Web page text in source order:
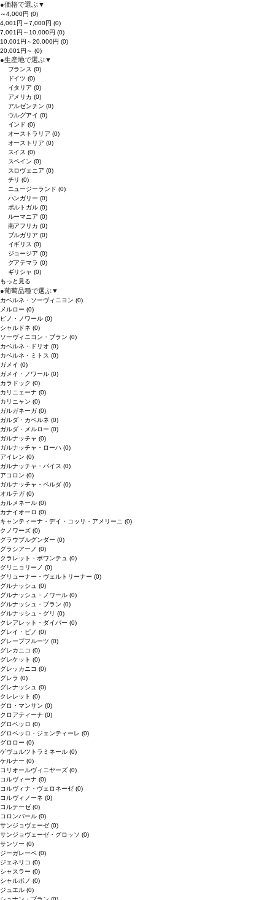
●価格で選ぶ▼
～4,000円 (0)
4,001円～7,000円 (0)
7,001円～10,000円 (0)
10,001円～20,000円 (0)
20,001円～ (0)
●生産地で選ぶ▼
フランス(0)
ドイツ(0)
イタリア(0)
アメリカ(0)
アルゼンチン(0)
ウルグアイ(0)
インド(0)
オーストラリア(0)
オーストリア(0)
スイス(0)
スペイン(0)
スロヴェニア(0)
チリ(0)
ニュージーランド(0)
ハンガリー(0)
ポルトガル(0)
ルーマニア(0)
南アフリカ(0)
ブルガリア(0)
イギリス(0)
ジョージア(0)
グアテマラ(0)
ギリシャ(0)
もっと見る
●葡萄品種で選ぶ▼
カベルネ・ソーヴィニヨン (0)
メルロー (0)
ピノ・ノワール (0)
シャルドネ (0)
ソーヴィニヨン・ブラン (0)
カベルネ・ドリオ (0)
カベルネ・ミトス (0)
ガメイ (0)
ガメイ・ノワール (0)
カラドック (0)
カリニェーナ (0)
カリニャン (0)
ガルガネーガ (0)
ガルダ・カベルネ (0)
ガルダ・メルロー (0)
ガルナッチャ (0)
ガルナッチャ・ローハ (0)
アイレン (0)
ガルナッチャ・パイス (0)
アコロン (0)
ガルナッチャ・ペルダ (0)
オルテガ (0)
カルメネール (0)
カナイオーロ (0)
キャンティーナ・デイ・コッリ・アメリーニ (0)
クノワーズ (0)
グラウブルグンダー (0)
グラシアーノ (0)
クラレット・ボワンテュ (0)
グリニョリーノ (0)
グリューナー・ヴェルトリーナー (0)
グルナッシュ (0)
グルナッシュ・ノワール (0)
グルナッシュ・ブラン (0)
グルナッシュ・グリ (0)
クレアレット・ダイバー (0)
グレイ・ピノ (0)
グレープフルーツ (0)
グレカニコ (0)
グレケット (0)
グレッカニコ (0)
グレラ (0)
グレナッシュ (0)
クレレット (0)
グロ・マンサン (0)
クロアティーナ (0)
グロペッロ (0)
グロペッロ・ジェンティーレ (0)
グロロー (0)
ゲヴュルツトラミネール (0)
ケルナー (0)
コリオールヴィニヤーズ (0)
コルヴィーナ (0)
コルヴィナ・ヴェロネーゼ (0)
コルヴィノーネ (0)
コルテーゼ (0)
コロンバール (0)
サンジョヴェーゼ (0)
サンジョヴェーゼ・グロッソ (0)
サンソー (0)
ジーガレーベ (0)
ジェネリコ (0)
シャスラー (0)
シャルボノ (0)
ジュエル (0)